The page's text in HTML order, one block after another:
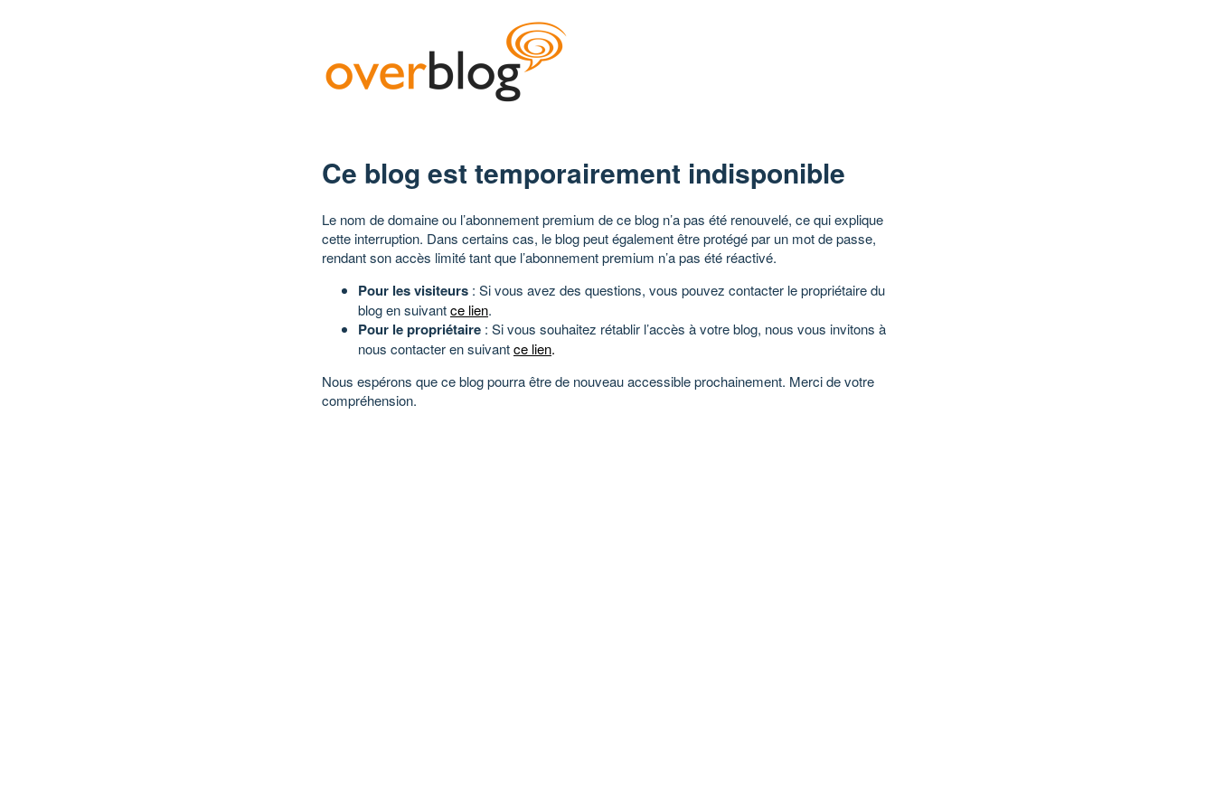
Ce blog est temporairement indisponible
Le nom de domaine ou l’abonnement premium de ce blog n’a pas été renouvelé, ce qui explique
cette interruption. Dans certains cas, le blog peut également être protégé par un mot de passe,
rendant son accès limité tant que l’abonnement premium n’a pas été réactivé.
Pour les visiteurs : Si vous avez des questions, vous pouvez contacter le propriétaire du
blog en suivantce lien.
Pour le propriétaire : Si vous souhaitez rétablir l’accès à votre blog, nous vous invitons à
nous contacter en suivantce lien.
Nous espérons que ce blog pourra être de nouveau accessible prochainement. Merci de votre
compréhension.